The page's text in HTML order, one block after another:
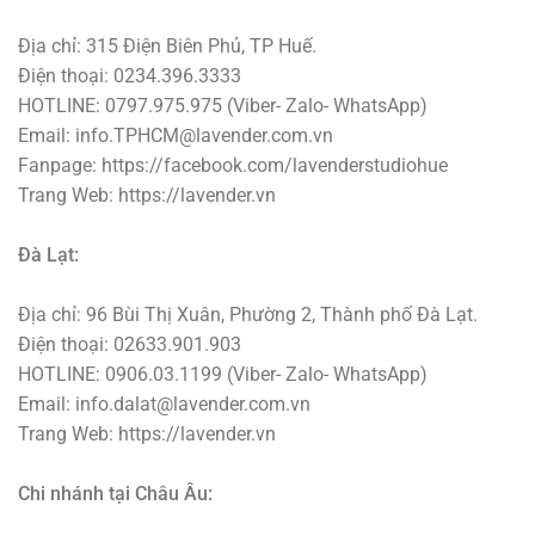
Địa chỉ: 315 Điện Biên Phủ, TP Huế.
Điện thoại: 0234.396.3333
HOTLINE: 0797.975.975 (Viber- Zalo- WhatsApp)
Email: info.TPHCM@lavender.com.vn
Fanpage: https://facebook.com/lavenderstudiohue
Trang Web: https://lavender.vn
Đà Lạt:
Địa chỉ: 96 Bùi Thị Xuân, Phường 2, Thành phố Đà Lạt.
Điện thoại: 02633.901.903
HOTLINE: 0906.03.1199 (Viber- Zalo- WhatsApp)
Email: info.dalat@lavender.com.vn
Trang Web: https://lavender.vn
Chi nhánh tại Châu Âu: